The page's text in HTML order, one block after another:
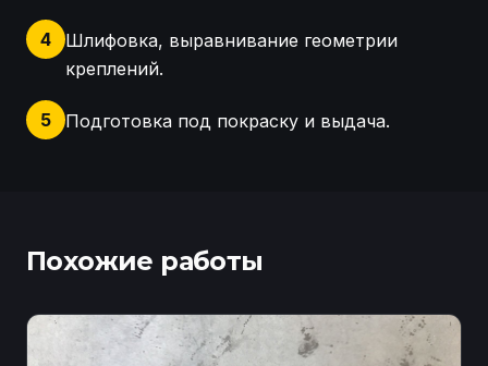
4
Шлифовка, выравнивание геометрии
креплений.
5
Подготовка под покраску и выдача.
Похожие работы